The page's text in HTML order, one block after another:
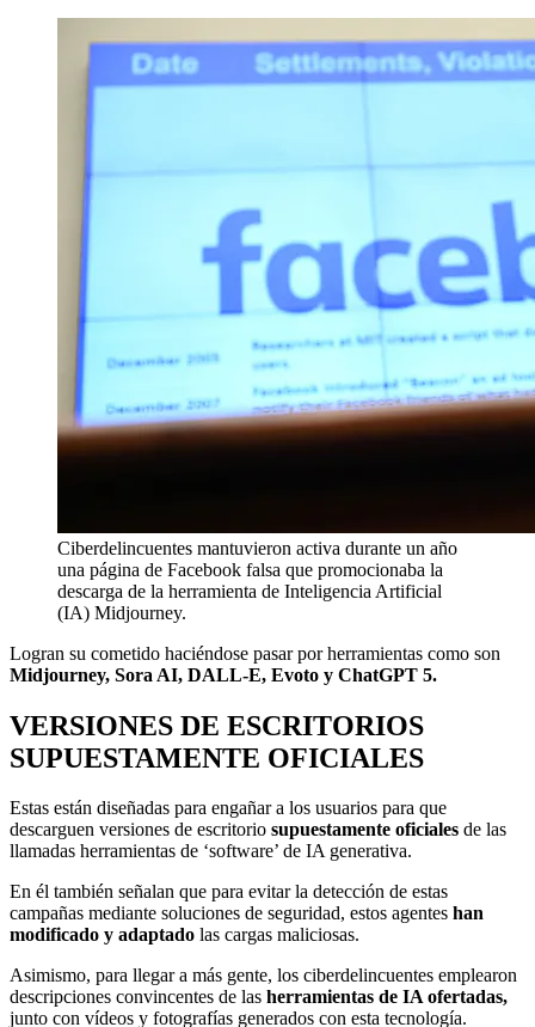
Ciberdelincuentes mantuvieron activa durante un año
una página de Facebook falsa que promocionaba la
descarga de la herramienta de Inteligencia Artificial
(IA) Midjourney.
Logran su cometido haciéndose pasar por herramientas como son
Midjourney, Sora AI, DALL-E, Evoto y ChatGPT 5.
VERSIONES DE ESCRITORIOS
SUPUESTAMENTE OFICIALES
Estas están diseñadas para engañar a los usuarios para que
descarguen versiones de escritorio supuestamente oficiales de las
llamadas herramientas de ‘software’ de IA generativa.
En él también señalan que para evitar la detección de estas
campañas mediante soluciones de seguridad, estos agentes han
modificado y adaptado las cargas maliciosas.
Asimismo, para llegar a más gente, los ciberdelincuentes emplearon
descripciones convincentes de las herramientas de IA ofertadas,
junto con vídeos y fotografías generados con esta tecnología.